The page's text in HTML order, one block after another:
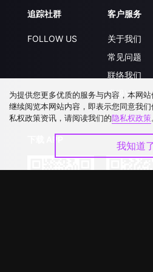
追踪社群
FOLLOW US
客户服务
关于我们
常见问题
联络我们
升级VIP
为提供您更多优质的服务与内容，本网
继续阅览本网站内容，即表示您同意我
私权政策资讯，请阅读我们的隐私权政策
我知道